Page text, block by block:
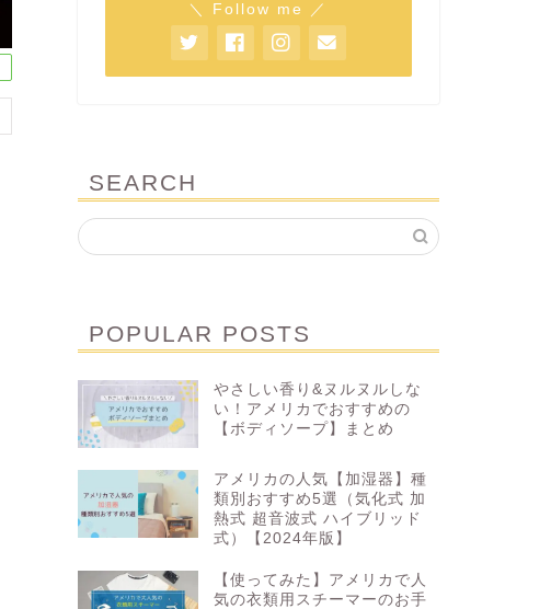
＼ Follow me ／
SEARCH
POPULAR POSTS
やさしい香り&ヌルヌルしな
い！アメリカでおすすめの
【ボディソープ】まとめ
アメリカの人気【加湿器】種
類別おすすめ5選（気化式 加
熱式 超音波式 ハイブリッド
式）【2024年版】
【使ってみた】アメリカで人
気の衣類用スチーマーのお手